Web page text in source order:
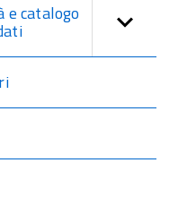
catalogo